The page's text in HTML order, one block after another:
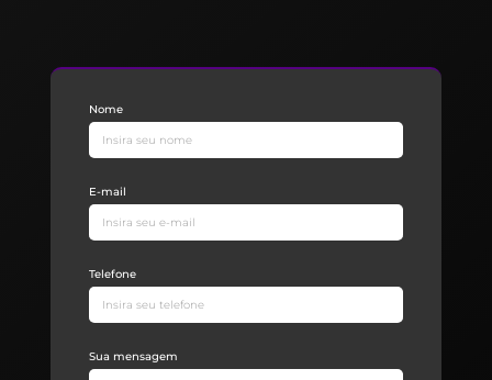
Nome
E-mail
Telefone
Sua mensagem